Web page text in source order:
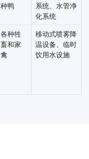
种鸭
系统、水管净
化系统
各种牲
畜和家
禽
移动式喷雾降
温设备、临时
饮用水设施